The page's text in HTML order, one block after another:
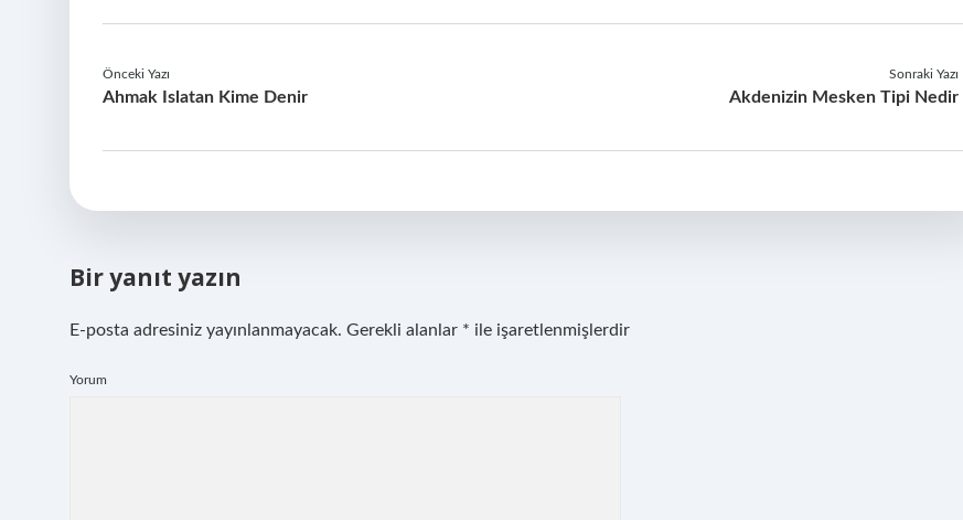
Önceki Yazı
Ahmak Islatan Kime Denir
Sonraki Yazı
Akdenizin Mesken Tipi Nedir
Bir yanıt yazın
E-posta adresiniz yayınlanmayacak. Gerekli alanlar * ile işaretlenmişlerdir
Yorum